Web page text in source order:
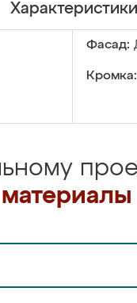
Характеристики
Фасад:
Кромка: